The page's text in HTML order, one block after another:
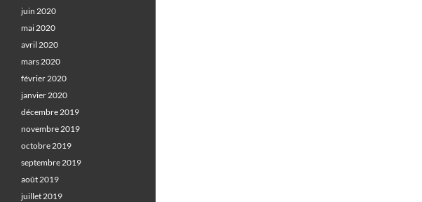
juin 2020
mai 2020
avril 2020
mars 2020
février 2020
janvier 2020
décembre 2019
novembre 2019
octobre 2019
septembre 2019
août 2019
juillet 2019